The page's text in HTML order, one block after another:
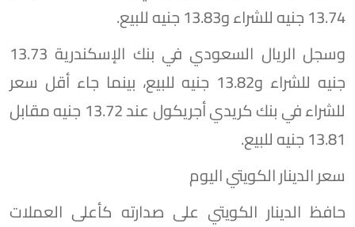
13.74 جنيه للشراء و13.83 جنيه للبيع.
وسجل الريال السعودي في بنك الإسكندرية 13.73
جنيه للشراء و13.82 جنيه للبيع، بينما جاء أقل سعر
للشراء في بنك كريدي أجريكول عند 13.72 جنيه مقابل
13.81 جنيه للبيع.
سعر الدينار الكويتي اليوم
حافظ الدينار الكويتي على صدارته كأعلى العملات